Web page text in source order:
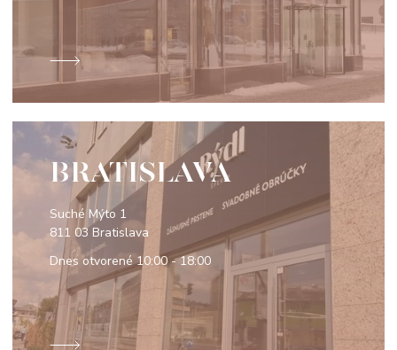
BRATISLAVA
Suché Mýto 1
811 03 Bratislava
Dnes otvorené10:00 - 18:00